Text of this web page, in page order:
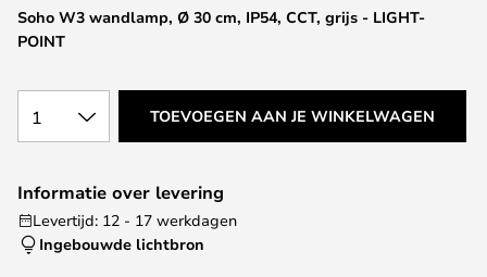
afbeeldingen-
gallerij
Soho W3 wandlamp, Ø 30 cm, IP54, CCT, grijs - LIGHT-
POINT
1 TOEVOEGEN AAN JE WINKELWAGEN
Informatie over levering
Levertijd: 12 - 17 werkdagen
Ingebouwde lichtbron